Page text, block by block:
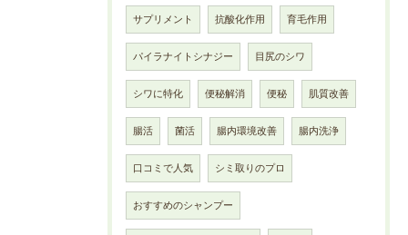
サプリメント 抗酸化作用 育毛作用
パイラナイトシナジー 目尻のシワ
シワに特化 便秘解消 便秘 肌質改善
腸活 菌活 腸内環境改善 腸内洗浄
口コミで人気 シミ取りのプロ
おすすめのシャンプー